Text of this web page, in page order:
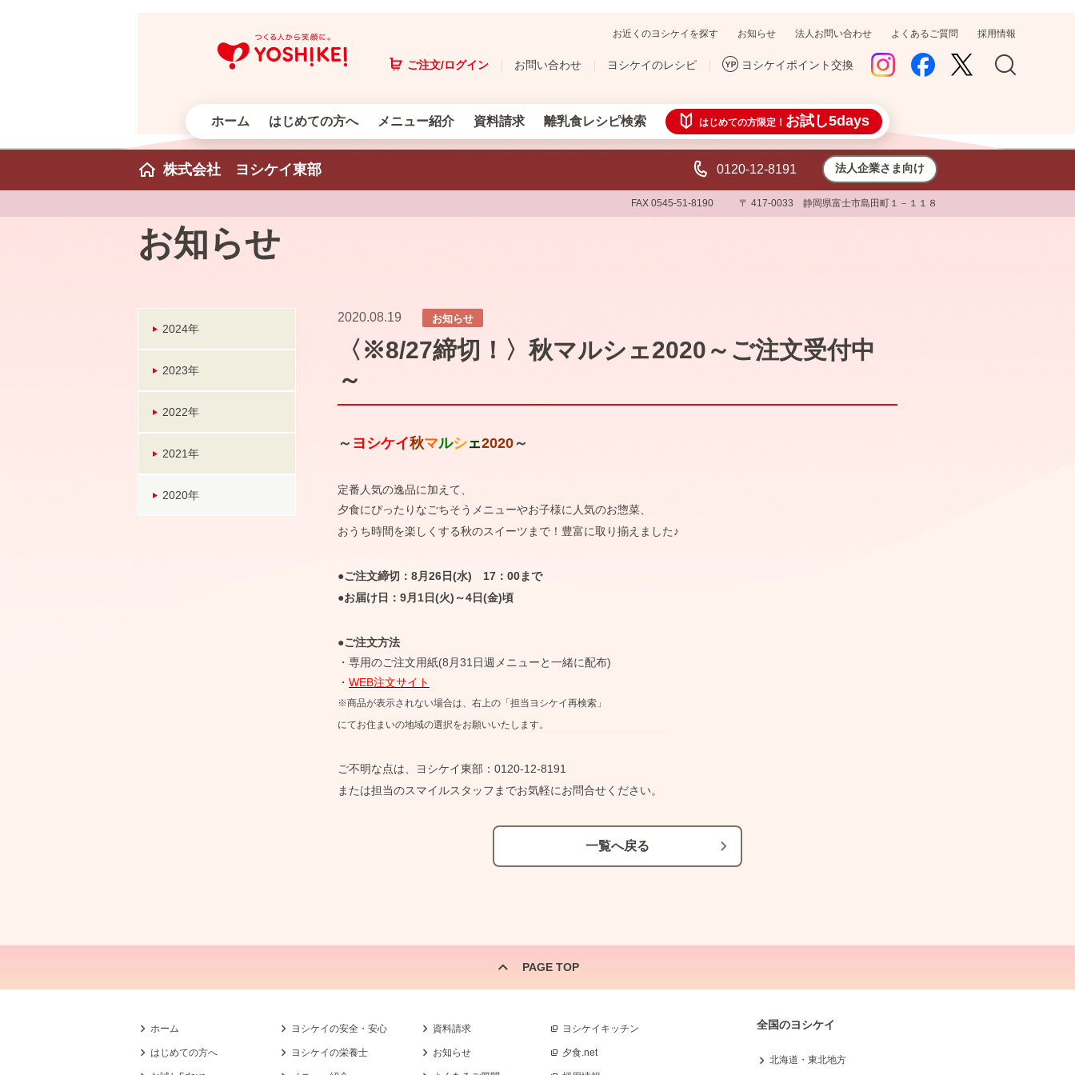
お近くのヨシケイを探す お知らせ 法人お問い合わせ よくあるご質問 採用情報
ご注文/ログイン お問い合わせ ヨシケイのレシピ ヨシケイポイント交換
ホーム はじめての方へ メニュー紹介 資料請求 離乳食レシピ検索 はじめての方限定！ お試し5days
株式会社 ヨシケイ東部 法人企業さま向け
0120-12-8191
FAX 0545-51-8190 〒 417-0033 静岡県富士市島田町１－１１８
お知らせ
2024年
2023年
2022年
2021年
2020年
2020.08.19 お知らせ
〈※8/27締切！〉秋マルシェ2020～ご注文受付中
～
～ ヨシケイ秋マルシェ2020～
定番人気の逸品に加えて、
夕食にぴったりなごちそうメニューやお子様に人気のお惣菜、
おうち時間を楽しくする秋のスイーツまで！豊富に取り揃えました♪
●ご注文締切：8月26日(水) 17：00まで
●お届け日：9月1日(火)～4日(金)頃
●ご注文方法
・専用のご注文用紙(8月31日週メニューと一緒に配布)
・ WEB注文サイト
※商品が表示されない場合は、右上の「担当ヨシケイ再検索」
にてお住まいの地域の選択をお願いいたします。
ご不明な点は、ヨシケイ東部：0120-12-8191
または担当のスマイルスタッフまでお気軽にお問合せください。
一覧へ戻る
PAGE TOP
ホーム
はじめての方へ
ヨシケイの安全・安心
ヨシケイの栄養士
資料請求
お知らせ
ヨシケイキッチン
夕食.net
全国のヨシケイ
北海道・東北地方